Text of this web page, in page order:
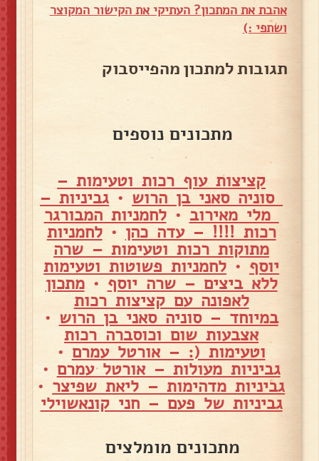
אהבת את המתכון? העתיקי את הקישור המקוצר
ושתפי :)
תגובות למתכון מהפייסבוק
מתכונים נוספים
קציצות עוף רכות וטעימות –
סוניה סאני בן הרוש • גביניות –
מלי מאירוב •לחמניות המבורגר
רכות !!!! – עדה כהן •לחמניות
מתוקות רכות וטעימות – שרה
יוסף • לחמניות פשוטות וטעימות
ללא ביצים – שרה יוסף •מתכון
לאפונה עם קציצות רכות
במיוחד – סוניה סאני בן הרוש •
אצבעות שום וכוסברה רכות
וטעימות (: – אורטל עמרם •
גביניות מעולות – אורטל עמרם •
גביניות מדהימות – ליאת שפיצר •
גביניות של פעם – חני קונאשוילי
מתכונים מומלצים